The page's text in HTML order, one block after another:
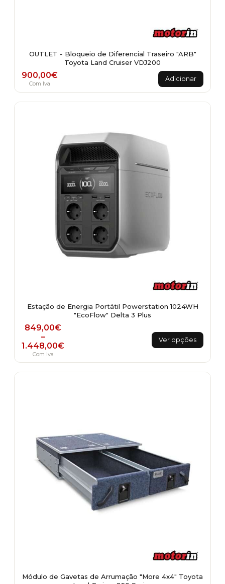
OUTLET - Bloqueio de Diferencial Traseiro "ARB"
Toyota Land Cruiser VDJ200
900,00€
Com Iva
Adicionar
Estação de Energia Portátil Powerstation 1024WH
"EcoFlow" Delta 3 Plus
849,00€
–
1.448,00€
Price range: 849,00€ through 1.448,00€
Com Iva
Ver opções
This
product
multiple
variants.
product
page
Módulo de Gavetas de Arrumação "More 4x4" Toyota